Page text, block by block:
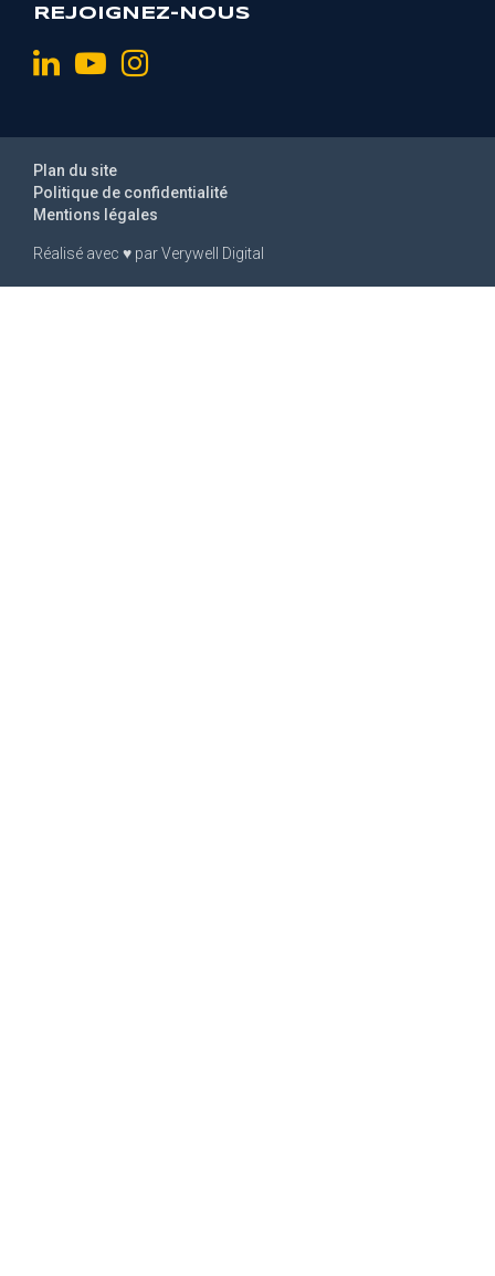
REJOIGNEZ-NOUS
Réalisé avec ♥ parVerywell Digital
Mentions légales
Politique de confidentialité
Plan du site